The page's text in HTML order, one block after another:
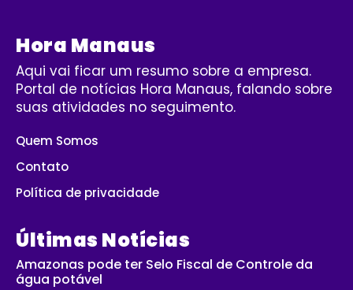
Hora Manaus
Aqui vai ficar um resumo sobre a empresa.
Portal de notícias Hora Manaus, falando sobre
suas atividades no seguimento.
Quem Somos
Contato
Política de privacidade
Últimas Notícias
Amazonas pode ter Selo Fiscal de Controle da
água potável